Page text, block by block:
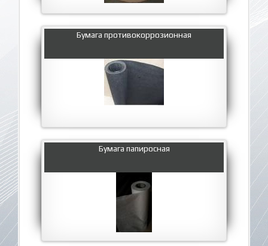
Бумага противокоррозионная
Бумага папиросная